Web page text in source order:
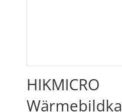
HIKMICRO
Wärmebildka